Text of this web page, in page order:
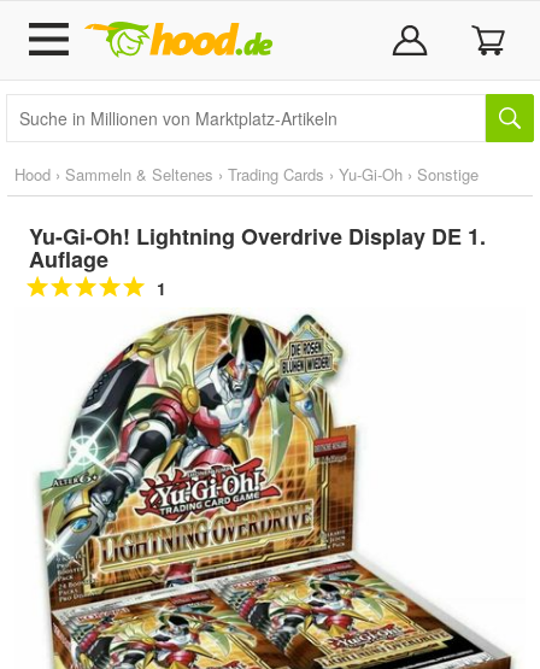
Hood › Sammeln & Seltenes › Trading Cards › Yu-Gi-Oh › Sonstige
Yu-Gi-Oh! Lightning Overdrive Display DE 1.
Auflage
1